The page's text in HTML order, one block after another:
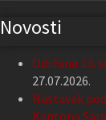
Novosti
Održana 13.
27.07.2026.
Nastavak
Kantona